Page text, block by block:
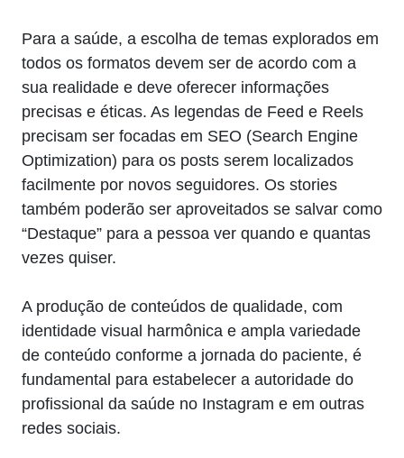
Para a saúde, a escolha de temas explorados em
todos os formatos devem ser de acordo com a
sua realidade e deve oferecer informações
precisas e éticas. As legendas de Feed e Reels
precisam ser focadas em SEO (Search Engine
Optimization) para os posts serem localizados
facilmente por novos seguidores. Os stories
também poderão ser aproveitados se salvar como
“Destaque” para a pessoa ver quando e quantas
vezes quiser.
A produção de conteúdos de qualidade, com
identidade visual harmônica e ampla variedade
de conteúdo conforme a jornada do paciente, é
fundamental para estabelecer a autoridade do
profissional da saúde no Instagram e em outras
redes sociais.